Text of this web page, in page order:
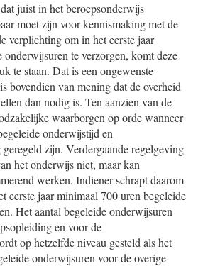
juist in het beroepsonderwijs
moet zijn voor kennismaking met de
verplichting om in het eerste jaar
te verzorgen, komt deze
te staan. Dat is een ongewenste
bovendien van mening dat de overheid
dan nodig is. Ten aanzien van de
waarborgen op orde wanneer
onderwijstijd en
zijn. Verdergaande regelgeving
het onderwijs niet, maar kan
werken. Indiener schrapt daarom
eerste jaar minimaal 700 uren begeleide
Het aantal begeleide onderwijsuren
en voor de
op hetzelfde niveau gesteld als het
onderwijsuren voor de overige